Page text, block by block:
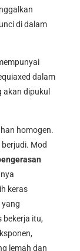
di dalam
dalam
akan dipukul
homogen.
Mod
keras
bekerja itu,
lemah dan